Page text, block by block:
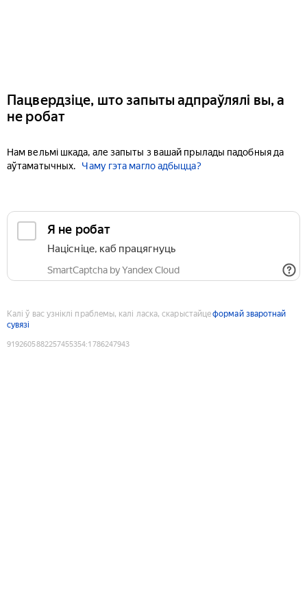
Пацвердзіце, што запыты адпраўлялі вы, а
не робат
Нам вельмі шкада, але запыты з вашай прылады падобныя да
аўтаматычных.
Чаму гэта магло адбыцца?
Я не робат
Націсніце, каб працягнуць
SmartCaptcha by Yandex Cloud
Калі ў вас узніклі праблемы, калі ласка, скарыстайцеформай зваротнай
сувязі
9192605882257455354:1786247943